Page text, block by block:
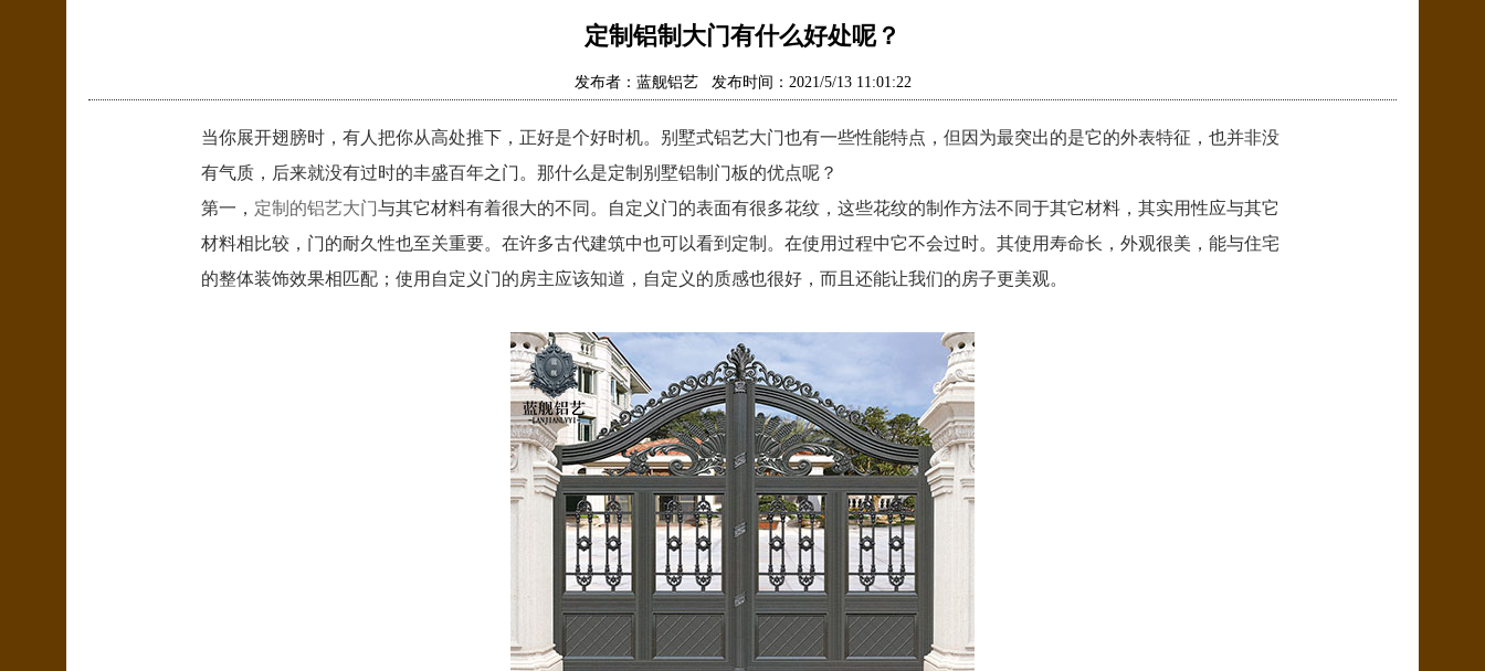
定制铝制大门有什么好处呢？
发布者：蓝舰铝艺 发布时间：2021/5/13 11:01:22
当你展开翅膀时，有人把你从高处推下，正好是个好时机。别墅式铝艺大门也有一些性能特点，但因为最突出的是它的外表特征，也并非没
有气质，后来就没有过时的丰盛百年之门。那什么是定制别墅铝制门板的优点呢？
第一， 定制的铝艺大门与其它材料有着很大的不同。自定义门的表面有很多花纹，这些花纹的制作方法不同于其它材料，其实用性应与其它
材料相比较，门的耐久性也至关重要。在许多古代建筑中也可以看到定制。在使用过程中它不会过时。其使用寿命长，外观很美，能与住宅
的整体装饰效果相匹配；使用自定义门的房主应该知道，自定义的质感也很好，而且还能让我们的房子更美观。